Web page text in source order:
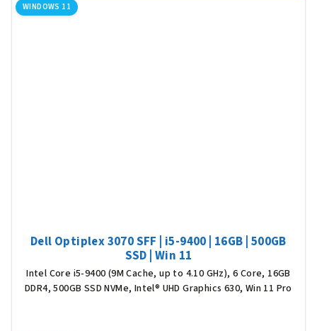
WINDOWS 11
Dell Optiplex 3070 SFF | i5-9400 | 16GB | 500GB
SSD | Win 11
Intel Core i5-9400 (9M Cache, up to 4.10 GHz), 6 Core, 16GB
DDR4, 500GB SSD NVMe, Intel® UHD Graphics 630, Win 11 Pro